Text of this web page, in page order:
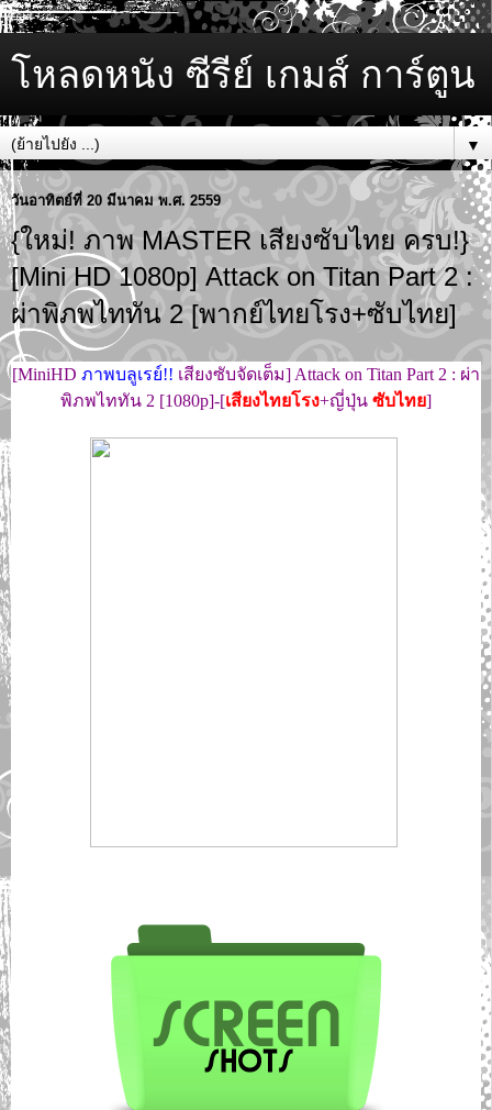
โหลดหนัง ซีรีย์ เกมส์ การ์ตูน
▼
วันอาทิตย์ที่ 20 มีนาคม พ.ศ. 2559
{ใหม่! ภาพ MASTER เสียงซับไทย ครบ!}
[Mini HD 1080p] Attack on Titan Part 2 :
ผ่าพิภพไททัน 2 [พากย์ไทยโรง+ซับไทย]
[MiniHD ภาพบลูเรย์!! เสียงซับจัดเต็ม] Attack on Titan Part 2 : ผ่า
พิภพไททัน 2 [1080p]-[เสียงไทยโรง+ญี่ปุ่น ซับไทย]